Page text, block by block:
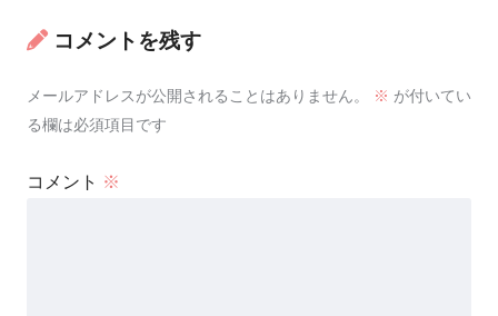
コメントを残す
メールアドレスが公開されることはありません。 ※ が付いてい
る欄は必須項目です
コメント ※